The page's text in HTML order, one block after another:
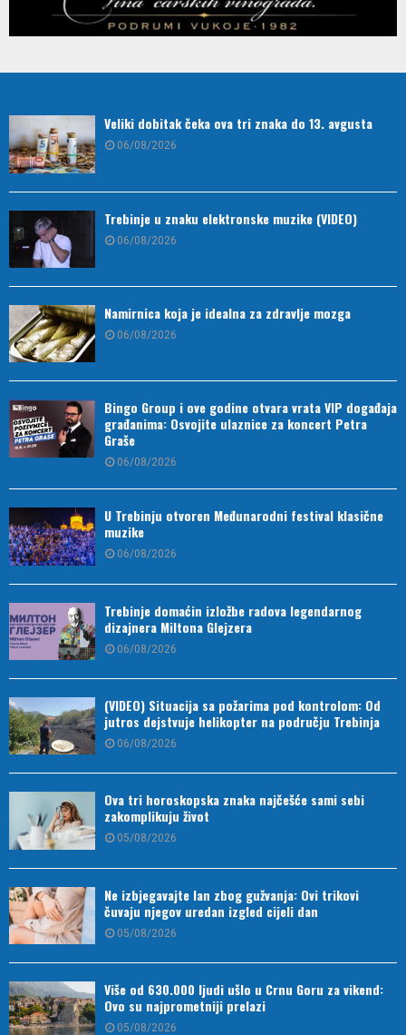
Veliki dobitak čeka ova tri znaka do 13. avgusta
06/08/2026
Trebinje u znaku elektronske muzike (VIDEO)
06/08/2026
Namirnica koja je idealna za zdravlje mozga
06/08/2026
Bingo Group i ove godine otvara vrata VIP događaja
građanima: Osvojite ulaznice za koncert Petra
Graše
06/08/2026
U Trebinju otvoren Međunarodni festival klasične
muzike
06/08/2026
Trebinje domaćin izložbe radova legendarnog
dizajnera Miltona Glejzera
06/08/2026
(VIDEO) Situacija sa požarima pod kontrolom: Od
jutros dejstvuje helikopter na području Trebinja
06/08/2026
Ova tri horoskopska znaka najčešće sami sebi
zakomplikuju život
05/08/2026
Ne izbjegavajte lan zbog gužvanja: Ovi trikovi
čuvaju njegov uredan izgled cijeli dan
05/08/2026
Više od 630.000 ljudi ušlo u Crnu Goru za vikend:
Ovo su najprometniji prelazi
05/08/2026